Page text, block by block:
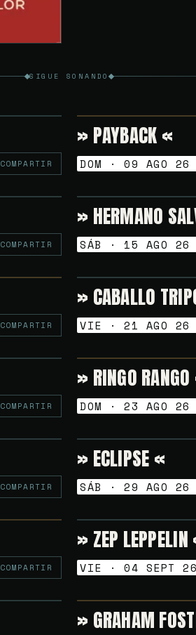
SIGUE SONANDO
COMPARTIR
VERMUT SESSION
» PAYBACK «
DOM · 09 AGO
COMPARTIR
NOCHES GOLFAS
» HERMANO
SÁB · 15 AGO
COMPARTIR
NOCHES GOLFAS
» CABALLO
VIE · 21 AGO
COMPARTIR
VERMUT SESSION
» RINGO
DOM · 23 AGO
COMPARTIR
NOCHES GOLFAS
» ECLIPSE «
SÁB · 29 AGO
COMPARTIR
NOCHES GOLFAS
» ZEP
VIE · 04 SEPT
VERMUT SESSION
» GRAHAM